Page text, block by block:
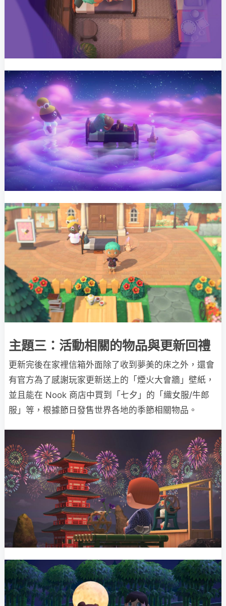
主題三：活動相關的物品與更新回禮
更新完後在家裡信箱外面除了收到夢美的床之外，還會
有官方為了感謝玩家更新送上的「煙火大會牆」壁紙，
並且能在 Nook 商店中買到「七夕」的「織女服/牛郎
服」等，根據節日發售世界各地的季節相關物品。